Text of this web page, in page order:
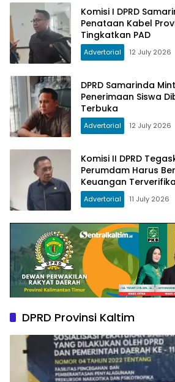
Komisi I DPRD
Penataan Kabel
Tingkatkan PAD
Advertorial 12 July 2026
DPRD Samarinda
Penerimaan Siswa
Terbuka
Advertorial 12 July 2026
Komisi II DPRD
Perumdam Harus
Keuangan
Advertorial 11 July 2026
DPRD Provinsi Kaltim